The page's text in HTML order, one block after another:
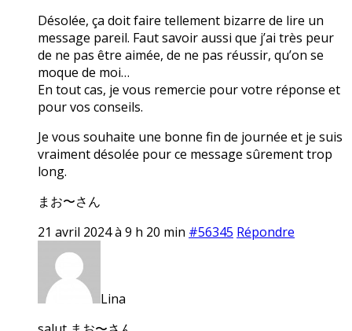
Désolée, ça doit faire tellement bizarre de lire un
message pareil. Faut savoir aussi que j’ai très peur
de ne pas être aimée, de ne pas réussir, qu’on se
moque de moi…
En tout cas, je vous remercie pour votre réponse et
pour vos conseils.
Je vous souhaite une bonne fin de journée et je suis
vraiment désolée pour ce message sûrement trop
long.
まお〜さん
21 avril 2024 à 9 h 20 min #56345 Répondre
Lina